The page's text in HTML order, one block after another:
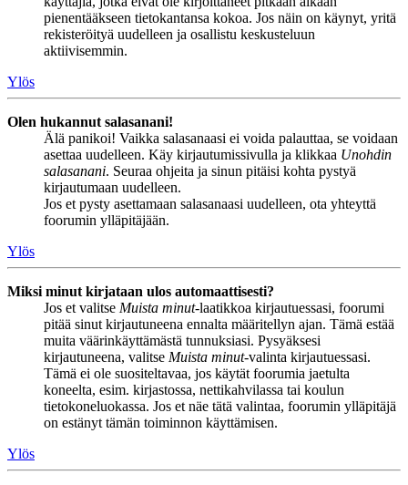
pienentääkseen tietokantansa kokoa. Jos näin on käynyt, yritä
rekisteröityä uudelleen ja osallistu keskusteluun
aktiivisemmin.
Ylös
Olen hukannut salasanani!
Älä panikoi! Vaikka salasanaasi ei voida palauttaa, se voidaan
asettaa uudelleen. Käy kirjautumissivulla ja klikkaa Unohdin
salasanani. Seuraa ohjeita ja sinun pitäisi kohta pystyä
kirjautumaan uudelleen.
Jos et pysty asettamaan salasanaasi uudelleen, ota yhteyttä
foorumin ylläpitäjään.
Ylös
Miksi minut kirjataan ulos automaattisesti?
Jos et valitse Muista minut-laatikkoa kirjautuessasi, foorumi
pitää sinut kirjautuneena ennalta määritellyn ajan. Tämä estää
muita väärinkäyttämästä tunnuksiasi. Pysyäksesi
kirjautuneena, valitse Muista minut-valinta kirjautuessasi.
Tämä ei ole suositeltavaa, jos käytät foorumia jaetulta
koneelta, esim. kirjastossa, nettikahvilassa tai koulun
tietokoneluokassa. Jos et näe tätä valintaa, foorumin ylläpitäjä
on estänyt tämän toiminnon käyttämisen.
Ylös